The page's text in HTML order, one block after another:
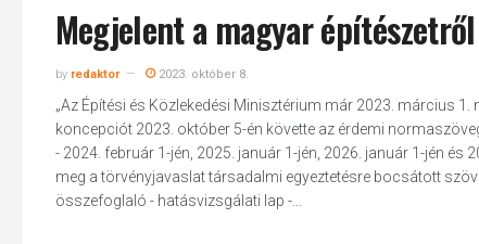
Megjelent a magyar
by redaktor 2023. október 8.
„Az Építési és Közlekedési Minisztérium már 2023. március
koncepciót 2023. október 5-én követte az érdemi
- 2024. február 1-jén, 2025. január 1-jén, 2026. január 1-jén
meg a törvényjavaslat társadalmi egyeztetésre bocsátott
összefoglaló - hatásvizsgálati lap -...